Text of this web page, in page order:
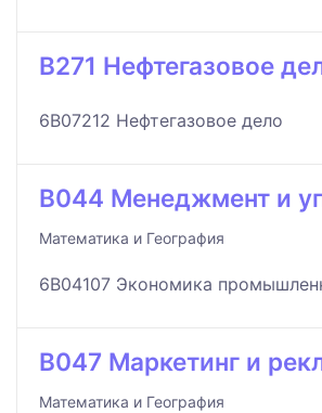
B271 Нефтегазовое
6B07212 Нефтегазовое дело
B044 Менеджмент и
Математика и География
6B04107 Экономика
B047 Маркетинг и
Математика и География